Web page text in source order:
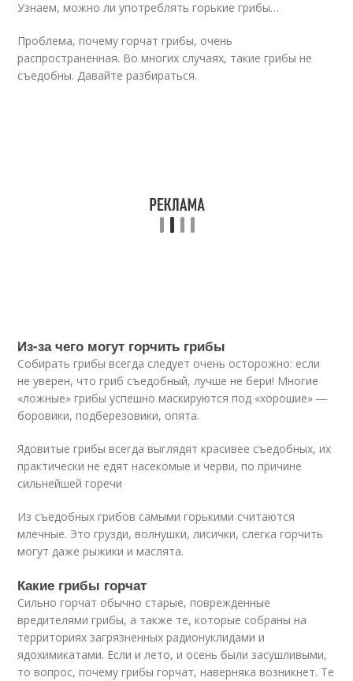
Узнаем, можно ли употреблять горькие грибы…
Проблема, почему горчат грибы, очень
распространенная. Во многих случаях, такие грибы не
съедобны. Давайте разбираться.
Из-за чего могут горчить грибы
Собирать грибы всегда следует очень осторожно: если
не уверен, что гриб съедобный, лучше не бери! Многие
«ложные» грибы успешно маскируются под «хорошие» ―
боровики, подберезовики, опята.
Ядовитые грибы всегда выглядят красивее съедобных, их
практически не едят насекомые и черви, по причине
сильнейшей горечи
Из съедобных грибов самыми горькими считаются
млечные. Это грузди, волнушки, лисички, слегка горчить
могут даже рыжики и маслята.
Какие грибы горчат
Сильно горчат обычно старые, поврежденные
вредителями грибы, а также те, которые собраны на
территориях загрязненных радионуклидами и
ядохимикатами. Если и лето, и осень были засушливыми,
то вопрос, почему грибы горчат, наверняка возникнет. Те